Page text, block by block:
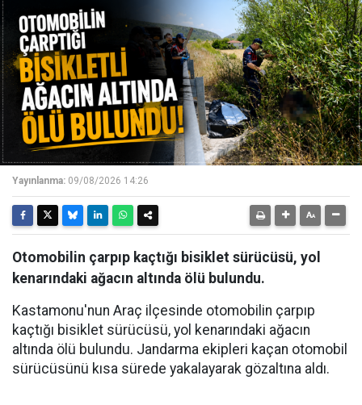
Yayınlanma: 09/08/2026 14:26
Otomobilin çarpıp kaçtığı bisiklet sürücüsü, yol
kenarındaki ağacın altında ölü bulundu.
Kastamonu'nun Araç ilçesinde otomobilin çarpıp
kaçtığı bisiklet sürücüsü, yol kenarındaki ağacın
altında ölü bulundu. Jandarma ekipleri kaçan otomobil
sürücüsünü kısa sürede yakalayarak gözaltına aldı.